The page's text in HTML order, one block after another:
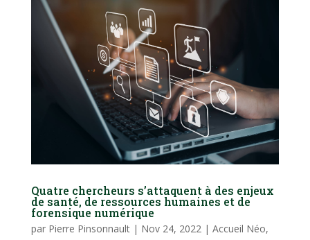
Quatre chercheurs s’attaquent à des enjeux
de santé, de ressources humaines et de
forensique numérique
par Pierre Pinsonnault| Nov 24, 2022| Accueil Néo,